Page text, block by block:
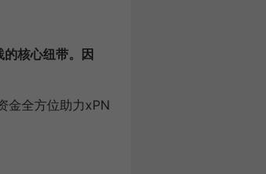
核心纽带。因
金全方位助力xPN